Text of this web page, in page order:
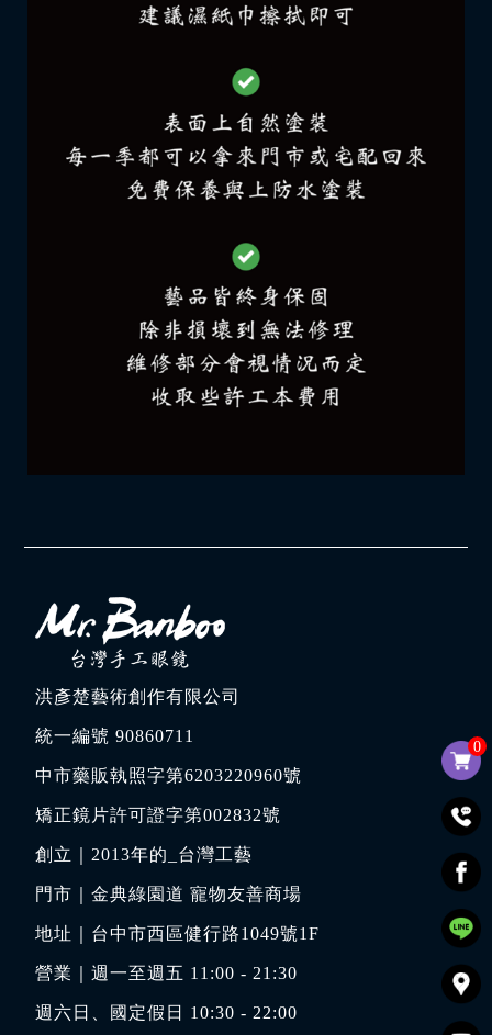
0
洪彥楚藝術創作有限公司
統一編號 90860711
中市藥販執照字第6203220960號
矯正鏡片許可證字第002832號
創立｜2013年的_台灣工藝
門市｜金典綠園道 寵物友善商場
地址｜ 台中市西區健行路1049號1F
營業｜週一至週五 11:00 - 21:30
週六日、國定假日 10:30 - 22:00